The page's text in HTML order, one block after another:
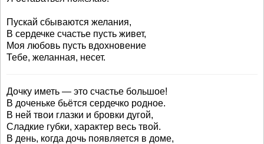
Пускай сбываются желания,
В сердечке счастье пусть живет,
Моя любовь пусть вдохновение
Тебе, желанная, несет.
Дочку иметь — это счастье большое!
В доченьке бьётся сердечко родное.
В ней твои глазки и бровки дугой,
Сладкие губки, характер весь твой.
В день, когда дочь появляется в доме,